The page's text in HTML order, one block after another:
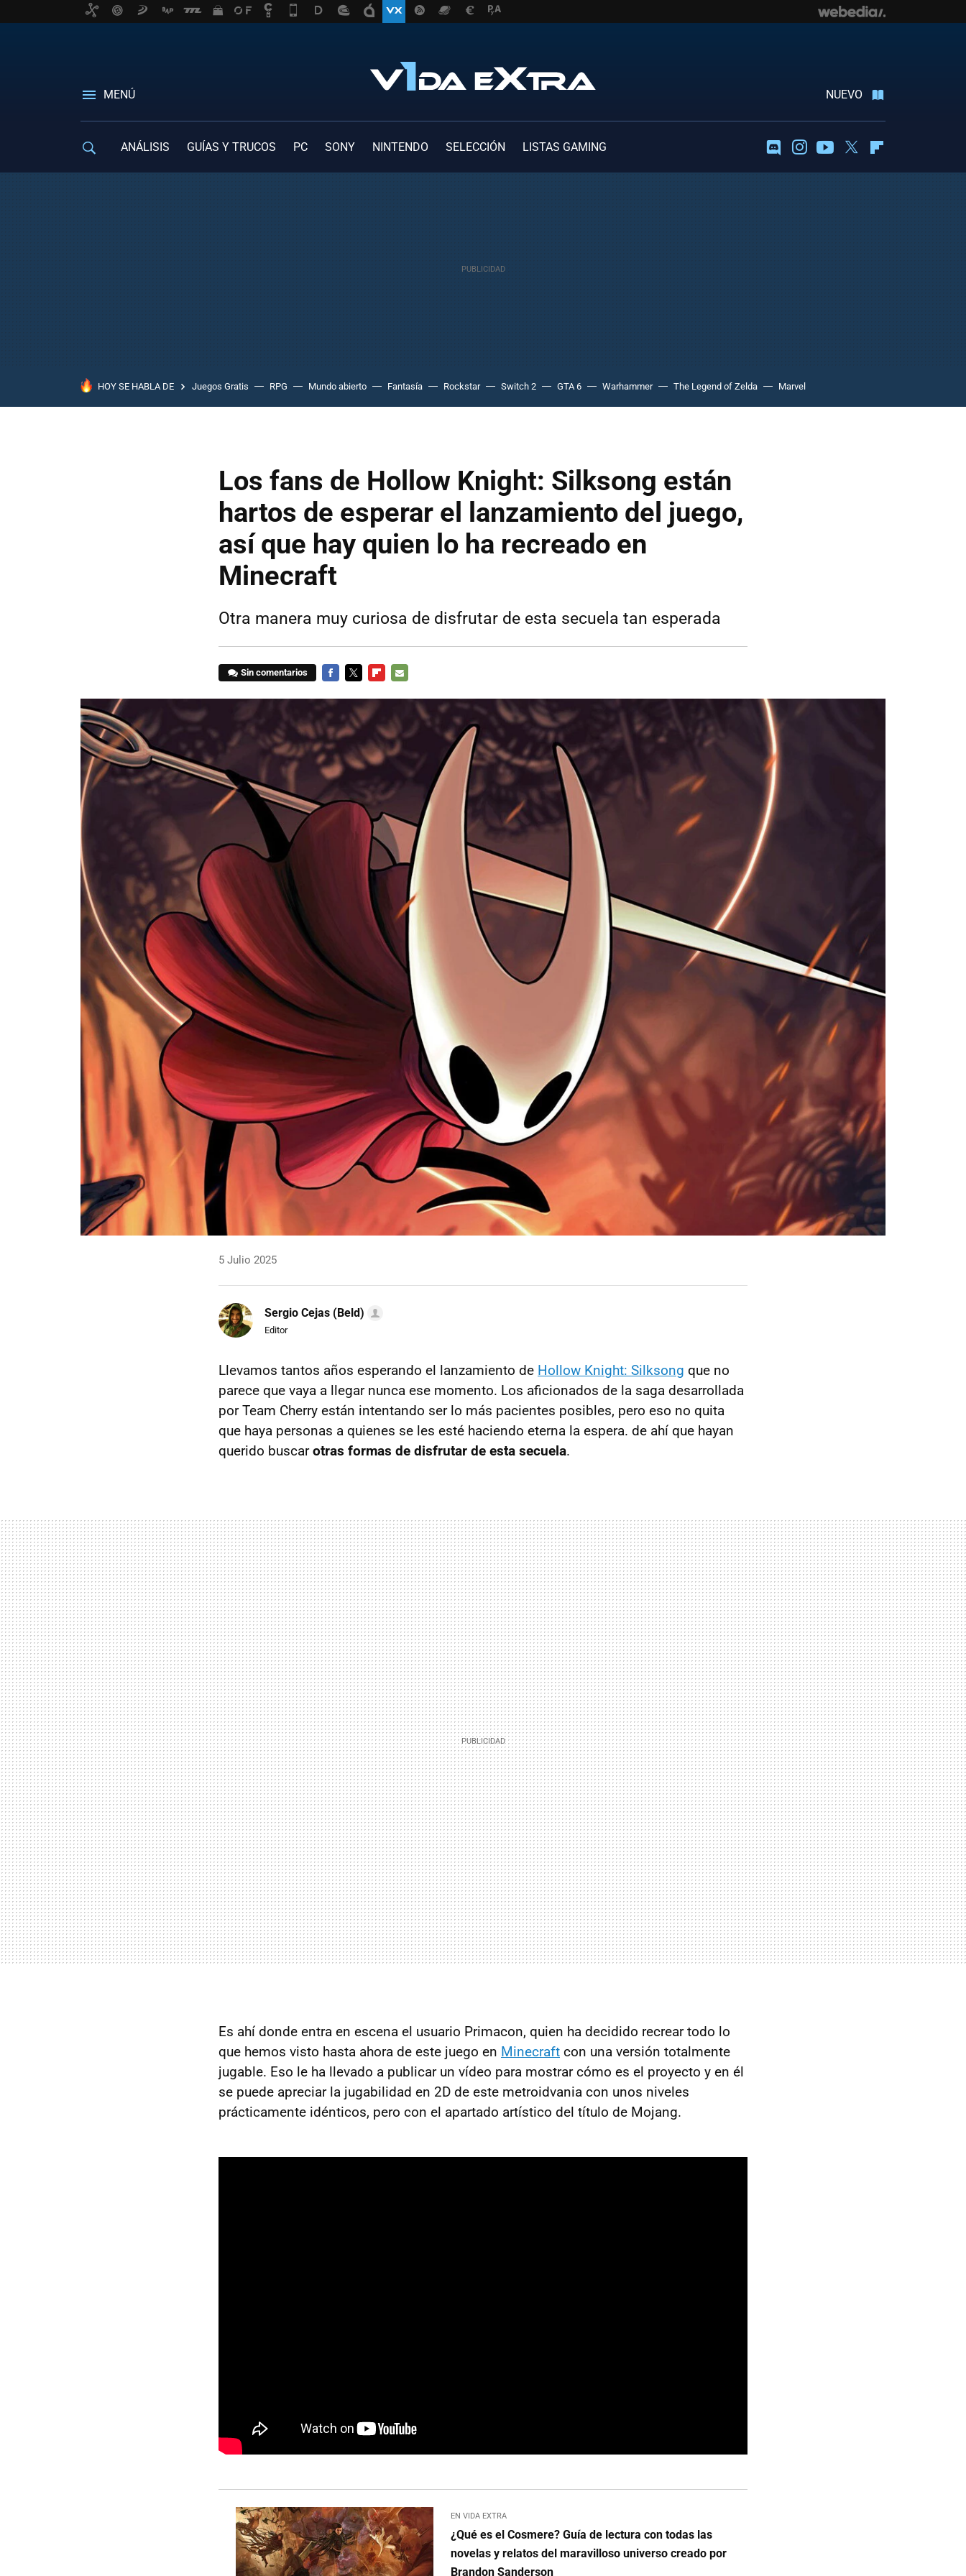
MENÚ NUEVO
ANÁLISIS GUÍAS Y TRUCOS PC SONY NINTENDO SELECCIÓN LISTAS GAMING DiscordInstagramYoutubeTwitter
HOY SE HABLA DE Juegos Gratis RPG Mundo abierto Fantasía Rockstar Switch 2 GTA 6 Warhammer The Legend of Zelda Marvel
Los fans de Hollow Knight: Silksong están
hartos de esperar el lanzamiento del juego,
así que hay quien lo ha recreado en
Minecraft
Otra manera muy curiosa de disfrutar de esta secuela tan esperada
Sin comentarios
5 Julio 2025
Sergio Cejas (Beld)
Editor
Llevamos tantos años esperando el lanzamiento de Hollow Knight: Silksong que no
parece que vaya a llegar nunca ese momento. Los aficionados de la saga desarrollada
por Team Cherry están intentando ser lo más pacientes posibles, pero eso no quita
que haya personas a quienes se les esté haciendo eterna la espera. de ahí que hayan
querido buscarotras formas de disfrutar de esta secuela.
Es ahí donde entra en escena el usuario Primacon, quien ha decidido recrear todo lo
que hemos visto hasta ahora de este juego en Minecraft con una versión totalmente
jugable. Eso le ha llevado a publicar un vídeo para mostrar cómo es el proyecto y en él
se puede apreciar la jugabilidad en 2D de este metroidvania con unos niveles
prácticamente idénticos, pero con el apartado artístico del título de Mojang.
EN VIDA EXTRA
¿Qué es el Cosmere? Guía de lectura con todas las
novelas y relatos del maravilloso universo creado por
Brandon Sanderson